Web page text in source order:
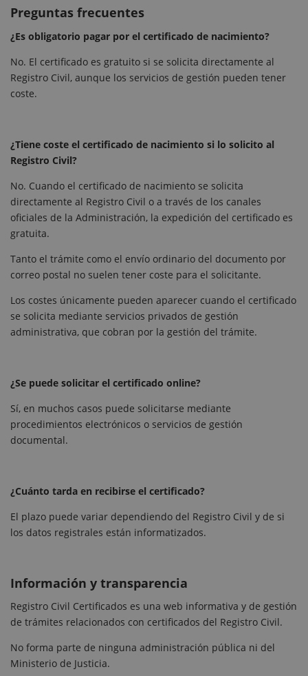
Preguntas frecuentes
¿Es obligatorio pagar por el certificado de nacimiento?
No. El certificado es gratuito si se solicita directamente al
Registro Civil, aunque los servicios de gestión pueden tener
coste.
¿Tiene coste el certificado de nacimiento si lo solicito al
Registro Civil?
No. Cuando el certificado de nacimiento se solicita
directamente al Registro Civil o a través de los canales
oficiales de la Administración, la expedición del certificado es
gratuita.
Tanto el trámite como el envío ordinario del documento por
correo postal no suelen tener coste para el solicitante.
Los costes únicamente pueden aparecer cuando el certificado
se solicita mediante servicios privados de gestión
administrativa, que cobran por la gestión del trámite.
¿Se puede solicitar el certificado online?
Sí, en muchos casos puede solicitarse mediante
procedimientos electrónicos o servicios de gestión
documental.
¿Cuánto tarda en recibirse el certificado?
El plazo puede variar dependiendo del Registro Civil y de si
los datos registrales están informatizados.
Información y transparencia
Registro Civil Certificados es una web informativa y de gestión
de trámites relacionados con certificados del Registro Civil.
No forma parte de ninguna administración pública ni del
Ministerio de Justicia.